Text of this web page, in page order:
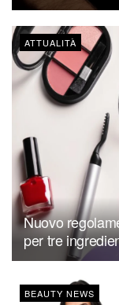
ATTUALITÀ
Nuovo
per tre
BEAUTY NEWS